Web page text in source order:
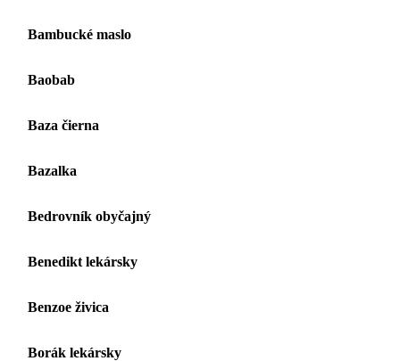
Bambucké maslo
Baobab
Baza čierna
Bazalka
Bedrovník obyčajný
Benedikt lekársky
Benzoe živica
Borák lekársky